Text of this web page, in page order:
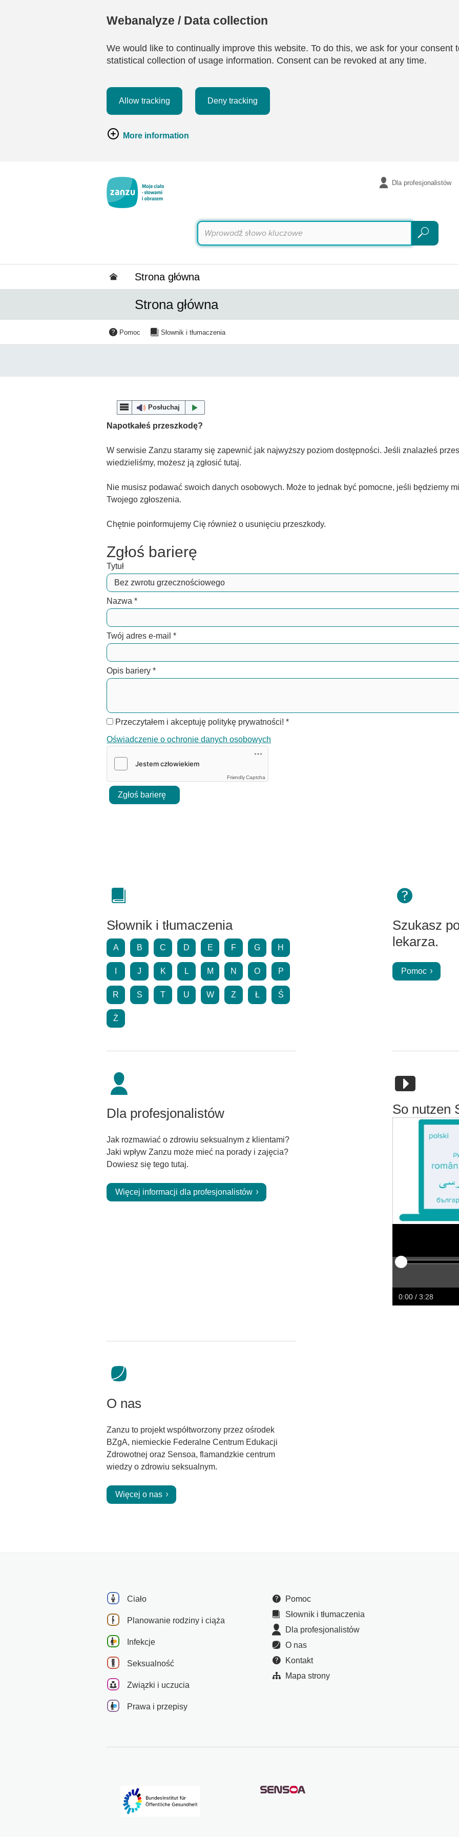
Webanalyze / Data collection
We would like to continually improve this website. To do this, we ask for your consent
statistical collection of usage information. Consent can be revoked at any time.
Allow tracking Deny tracking
More information
Dla profesjonalistów
Szukaj
Szukaj
Strona główna
Strona główna
Pomoc Słownik i tłumaczenia
Posłuchaj
Napotkałeś przeszkodę?
W serwisie Zanzu staramy się zapewnić jak najwyższy poziom dostępności. Jeśli znalazłeś
wiedzieliśmy, możesz ją zgłosić tutaj.
Nie musisz podawać swoich danych osobowych. Może to jednak być pomocne, jeśli będziemy
Twojego zgłoszenia.
Chętnie poinformujemy Cię również o usunięciu przeszkody.
Zgłoś barierę
Tytuł
Nazwa *
Twój adres e-mail *
Opis bariery *
Przeczytałem i akceptuję politykę prywatności! *
Oświadczenie o ochronie danych osobowych
Friendly Captcha
Zgłoś barierę
Słownik i tłumaczenia
A B C D E F G H
J K L M N O P
R S T U W Z Ł Ś
Ż
Szukasz
lekarza.
Pomoc
Dla profesjonalistów
Jak rozmawiać o zdrowiu seksualnym z klientami?
Jaki wpływ Zanzu może mieć na porady i zajęcia?
Dowiesz się tego tutaj.
Więcej informacji dla profesjonalistów
So nutzen
w
tył
0:00 / 3:28
O nas
Zanzu to projekt współtworzony przez ośrodek
BZgA, niemieckie Federalne Centrum Edukacji
Zdrowotnej oraz Sensoa, flamandzkie centrum
wiedzy o zdrowiu seksualnym.
Więcej o nas
Ciało
Planowanie rodziny i ciąża
Infekcje
Seksualność
Związki i uczucia
Prawa i przepisy
Pomoc
Słownik i tłumaczenia
Dla profesjonalistów
O nas
Kontakt
Mapa strony